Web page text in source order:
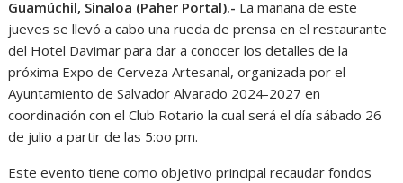
Guamúchil, Sinaloa (Paher Portal).- La mañana de este
jueves se llevó a cabo una rueda de prensa en el restaurante
del Hotel Davimar para dar a conocer los detalles de la
próxima Expo de Cerveza Artesanal, organizada por el
Ayuntamiento de Salvador Alvarado 2024-2027 en
coordinación con el Club Rotario la cual será el día sábado 26
de julio a partir de las 5:oo pm.
Este evento tiene como objetivo principal recaudar fondos